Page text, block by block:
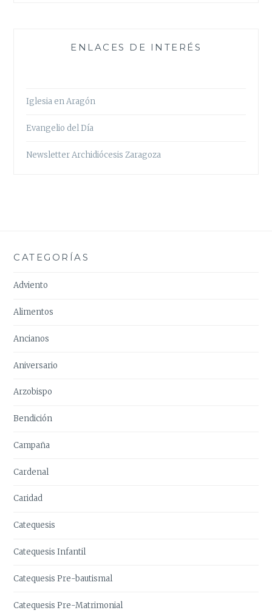
ENLACES DE INTERÉS
Iglesia en Aragón
Evangelio del Día
Newsletter Archidiócesis Zaragoza
CATEGORÍAS
Adviento
Alimentos
Ancianos
Aniversario
Arzobispo
Bendición
Campaña
Cardenal
Caridad
Catequesis
Catequesis Infantil
Catequesis Pre-bautismal
Catequesis Pre-Matrimonial